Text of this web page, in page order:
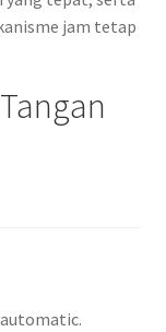
jam tetap